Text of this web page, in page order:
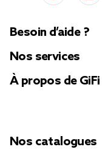
Besoin d’aide ?
Nos services
À propos de GiFi
Nos catalogues